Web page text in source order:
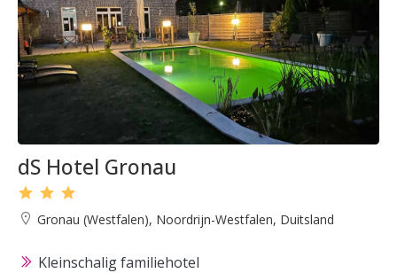
dS Hotel Gronau
Gronau (Westfalen), Noordrijn-Westfalen, Duitsland
Kleinschalig familiehotel